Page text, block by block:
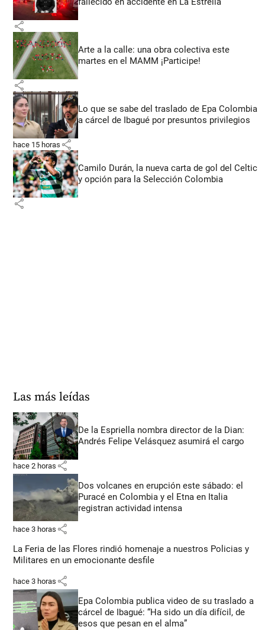
share
Arte a la calle: una obra colectiva este
martes en el MAMM ¡Participe!
share
Lo que se sabe del traslado de Epa Colombia
a cárcel de Ibagué por presuntos privilegios
hace 15 horas share
Camilo Durán, la nueva carta de gol del Celtic
y opción para la Selección Colombia
share
Las más leídas
De la Espriella nombra director de la Dian:
Andrés Felipe Velásquez asumirá el cargo
hace 2 horas share
Dos volcanes en erupción este sábado: el
Puracé en Colombia y el Etna en Italia
registran actividad intensa
hace 3 horas share
La Feria de las Flores rindió homenaje a nuestros Policias y
Militares en un emocionante desfile
hace 3 horas share
Epa Colombia publica video de su traslado a
cárcel de Ibagué: “Ha sido un día difícil, de
esos que pesan en el alma”